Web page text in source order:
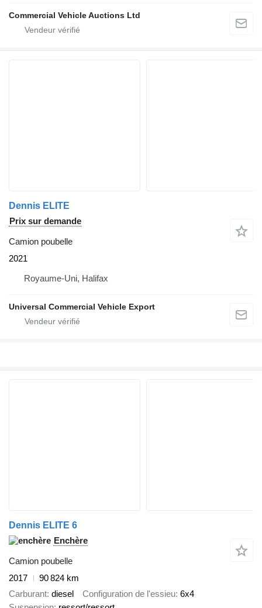
Commercial Vehicle Auctions Ltd
Dennis ELITE
Prix sur demande
Camion poubelle
2021
Royaume-Uni, Halifax
Universal Commercial Vehicle Export
Dennis ELITE 6
Enchère
Camion poubelle
2017
90 824 km
Carburant diesel Configuration de l'essieu 6x4